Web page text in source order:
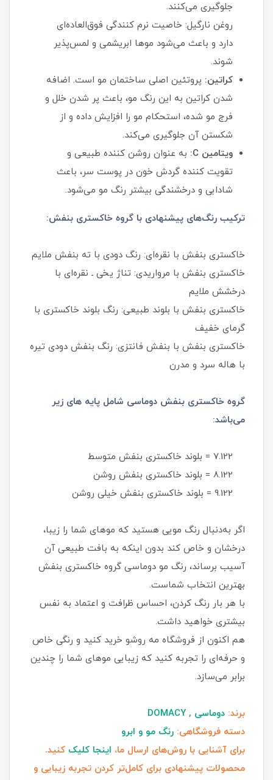
جلوگیری می‌کنند.
روغن نارگیل: خاصیت نرم کنندگی فوق‌العاده‌ای
دارد و باعث می‌شود موها ابریشمی و لمس‌پذیر
شوند.
کراتین: پروتئین اصلی ساختمان مو است. اضافه
شدن کراتین به این رنگ مو، باعث پر شدن خلل و
فرج مو شده، استحکام مو را افزایش داده و از
شکستن آن جلوگیری می‌کند.
ویتامین C:
به عنوان روشن کننده طبیعی و
تقویت کننده گردش خون در پوست سر، باعث
شادابی و درخشندگی بیشتر رنگ مو می‌شود.
ترکیب رنگ‌های پیشنهادی با گروه خاکستری بنفش:
خاکستری بنفش با نقره‌ای: رنگ دودی با ته بنفش ملایم
خاکستری بنفش با مرواریدی: تناژ یخی ـ نقره‌ای با
درخشش ملایم
خاکستری بنفش با بلوند طبیعی: رنگ بلوند خاکستری با
گرمای خفیف
خاکستری بنفش با بنفش فانتزی: رنگ بنفش دودی تیره
با هاله سرد و مدرن
گروه خاکستری بنفش دوماسی شامل پایه های زیر
می‌باشد:
7.122 = بلوند خاکستری بنفش متوسط
8.122 = بلوند خاکستری بنفش روشن
9.122 = بلوند خاکستری بنفش خیلی روشن
اگر به‌دنبال رنگ مویی هستید که موهای شما را زیبا،
درخشان و خاص کند بدون اینکه به بافت طبیعی آن
آسیب برساند، رنگ مو دوماسی گروه خاکستری بنفش
بهترین انتخاب شماست.
با هر بار رنگ کردن، احساس ظرافت و اعتماد به‌ نفس
بیشتری خواهید داشت.
هم‌ اکنون از فروشگاه مه روشو خرید کنید و رنگی خاص
و حرفه‌ای را تجربه کنید که زیبایی موهای شما را چندین
برابر می‌سازد.
برند: دوماسی , DOMACY
دسته فروشگاهی: رنگ مو و ابرو
برای آشنایی با روش‌های ارسال ما، اینجا کلیک کنید.
محصولات پیشنهادی برای کامل‌تر کردن تجربه زیبایی و